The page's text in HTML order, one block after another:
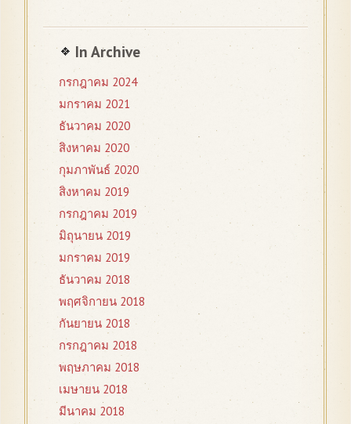
In Archive
กรกฎาคม 2024
มกราคม 2021
ธันวาคม 2020
สิงหาคม 2020
กุมภาพันธ์ 2020
สิงหาคม 2019
กรกฎาคม 2019
มิถุนายน 2019
มกราคม 2019
ธันวาคม 2018
พฤศจิกายน 2018
กันยายน 2018
กรกฎาคม 2018
พฤษภาคม 2018
เมษายน 2018
มีนาคม 2018